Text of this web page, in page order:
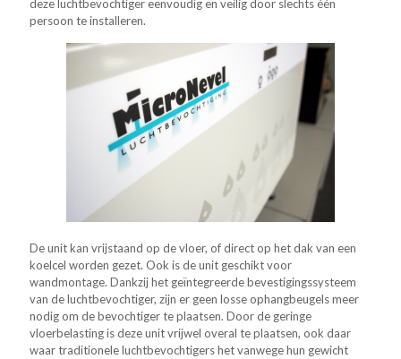
deze luchtbevochtiger eenvoudig en veilig door slechts één
persoon te installeren.
De unit kan vrijstaand op de vloer, of direct op het dak van een
koelcel worden gezet. Ook is de unit geschikt voor
wandmontage. Dankzij het geïntegreerde bevestigingssysteem
van de luchtbevochtiger, zijn er geen losse ophangbeugels meer
nodig om de bevochtiger te plaatsen. Door de geringe
vloerbelasting is deze unit vrijwel overal te plaatsen, ook daar
waar traditionele luchtbevochtigers het vanwege hun gewicht